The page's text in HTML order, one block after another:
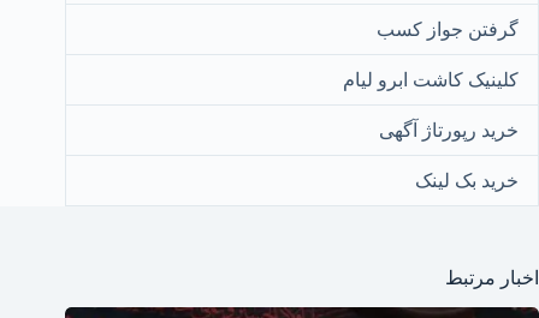
گرفتن جواز کسب
کلینیک کاشت ابرو لیام
خرید رپورتاژ آگهی
خرید بک لینک
اخبار مرتبط